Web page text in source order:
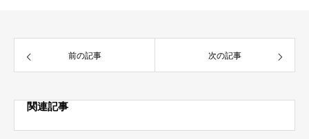
前の記事 次の記事
関連記事